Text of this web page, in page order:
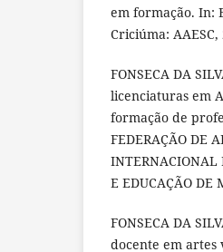
em formação. In:
Criciúma: AAESC,
FONSECA DA
licenciaturas em
formação de
FEDERAÇÃO DE
INTERNACIONAL
E EDUCAÇÃO DE
FONSECA DA
docente em artes